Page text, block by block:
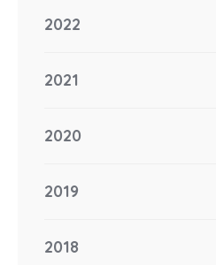
2022
2021
2020
2019
2018